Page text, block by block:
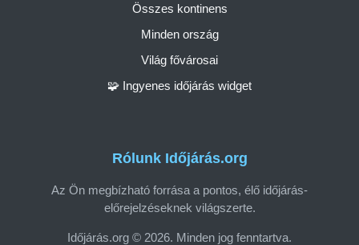
Rólunk Időjárás.org
Az Ön megbízható forrása a pontos, élő időjárás-
előrejelzéseknek világszerte.
Időjárás.org © 2026. Minden jog fenntartva.
Összes kontinens
Minden ország
Világ fővárosai
🧩 Ingyenes időjárás widget